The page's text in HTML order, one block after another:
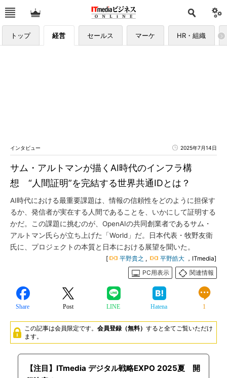
トップ 経営 セールス マーケ HR・組織
インタビュー 2025年7月14日
サム・アルトマンが描くAI時代のインフラ構
想 “人間証明”を完結する世界共通IDとは？
AI時代における最重要課題は、情報の信頼性をどのように担保す
るか、発信者が実在する人間であることを、いかにして証明する
かだ。この課題に挑むのが、OpenAIの共同創業者であるサム・
アルトマン氏らが立ち上げた「World」だ。日本代表・牧野友衛
氏に、プロジェクトの本質と日本における展望を聞いた。
[ 平野貴之 , 平野皓大 ，ITmedia]
PC用表示
関連情報
Share Post LINE Hatena 1
この記事は会員限定です。 会員登録（無料） すると全てご覧いただけ
ます。
【注目】ITmedia デジタル戦略EXPO 2025夏 開